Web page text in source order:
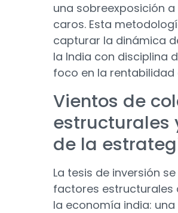
una sobreexposición
caros. Esta
capturar la dinámica
la India con disciplina
foco en la rentabilidad
Vientos de
estructurales
de la
La tesis de inversión
factores estructurales
la economía india: